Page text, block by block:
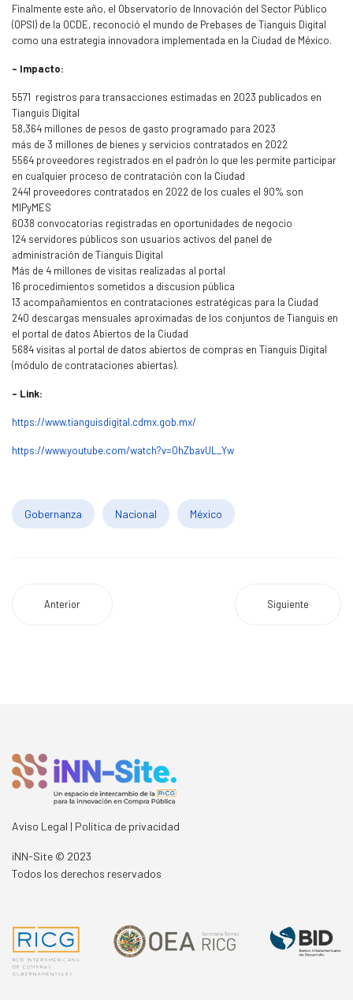
Finalmente este año, el Observatorio de Innovación del Sector Público
(OPSI) de la OCDE, reconoció el mundo de Prebases de Tianguis Digital
como una estrategia innovadora implementada en la Ciudad de México.
- Impacto:
5571 registros para transacciones estimadas en 2023 publicados en
Tianguis Digital
58,364 millones de pesos de gasto programado para 2023
más de 3 millones de bienes y servicios contratados en 2022
5564 proveedores registrados en el padrón lo que les permite participar
en cualquier proceso de contratación con la Ciudad
2441 proveedores contratados en 2022 de los cuales el 90% son
MIPyMES
6038 convocatorias registradas en oportunidades de negocio
124 servidores públicos son usuarios activos del panel de
administración de Tianguis Digital
Más de 4 millones de visitas realizadas al portal
16 procedimientos sometidos a discusion pública
13 acompañamientos en contrataciones estratégicas para la Ciudad
240 descargas mensuales aproximadas de los conjuntos de Tianguis en
el portal de datos Abiertos de la Ciudad
5684 visitas al portal de datos abiertos de compras en Tianguis Digital
(módulo de contrataciones abiertas).
- Link:
https://www.tianguisdigital.cdmx.gob.mx/
https://www.youtube.com/watch?v=OhZbavUL_Yw
Gobernanza Nacional México
Anterior Siguiente
Aviso Legal | Política de privacidad
iNN-Site © 2023
Todos los derechos reservados